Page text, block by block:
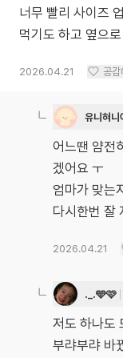
너무 빨리 사이즈
먹기도 하고 옆으
2026.04.21 공
유니혀니
어느땐 얌전
겠어요 ㅜ
엄마가 맞는
다시한번 잘
2026.04.21
._.🩵🩷
저도 하나도
부랴부랴 바